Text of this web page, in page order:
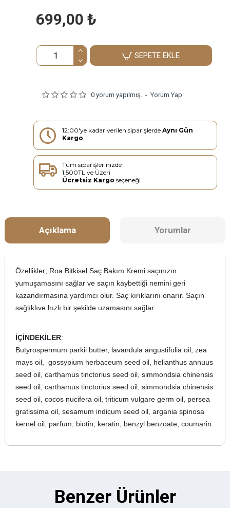
0 yorum yapılmış. - Yorum Yap
699,00 ₺
SEPETE EKLE
12:00'ye kadar verilen siparişlerde Aynı Gün
Kargo
Tüm siparişlerinizde
1.500TL ve Üzeri
Ücretsiz Kargo seçeneği
Açıklama Yorumlar
Özellikler; Roa Bitkisel Saç Bakım Kremi saçınızın
yumuşamasını sağlar ve saçın kaybettiği nemini geri
kazandırmasına yardımcı olur. Saç kırıklarını onarır. Saçın
sağlıklıve hızlı bir şekilde uzamasını sağlar.
İÇİNDEKİLER:
Butyrospermum parkii butter, lavandula angustifolia oil, zea
mays oil, gossypium herbaceum seed oil, helianthus annuus
seed oil, carthamus tinctorius seed oil, simmondsia chinensis
seed oil, carthamus tinctorius seed oil, simmondsia chinensis
seed oil, cocos nucifera oil, triticum vulgare germ oil, persea
gratissima oil, sesamum indicum seed oil, argania spinosa
kernel oil, parfum, biotin, keratin, benzyl benzoate, coumarin.
Benzer Ürünler